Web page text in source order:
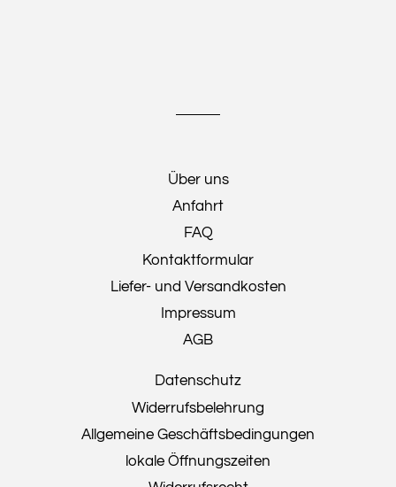
Über uns
Anfahrt
FAQ
Kontaktformular
Liefer- und Versandkosten
Impressum
AGB
Datenschutz
Widerrufsbelehrung
Allgemeine Geschäftsbedingungen
lokale Öffnungszeiten